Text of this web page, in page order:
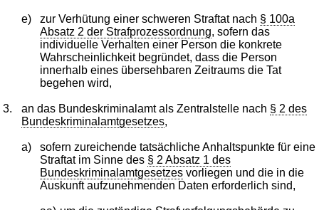
e) zur Verhütung einer schweren Straftat nach § 100a
Absatz 2 der Strafprozessordnung, sofern das
individuelle Verhalten einer Person die konkrete
Wahrscheinlichkeit begründet, dass die Person
innerhalb eines übersehbaren Zeitraums die Tat
begehen wird,
3. an das Bundeskriminalamt als Zentralstelle nach § 2 des
Bundeskriminalamtgesetzes,
a)
sofern zureichende tatsächliche Anhaltspunkte für eine
Straftat im Sinne des § 2 Absatz 1 des
Bundeskriminalamtgesetzesvorliegen und die in die
Auskunft aufzunehmenden Daten erforderlich sind,